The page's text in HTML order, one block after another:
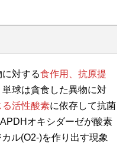
対する食作用、抗原提
単球は貪食した異物に対
活性酸素に依存して抗菌
オキシダーゼが酸素
ル(O2-)を作り出す現象